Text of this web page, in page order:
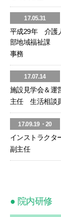
17.05.31
平成29年 介護
部地域福祉課
事務
17.07.14
施設見学会＆運
主任 生活相談
17.09.19・20
インストラクタ
副主任
● 院内研修